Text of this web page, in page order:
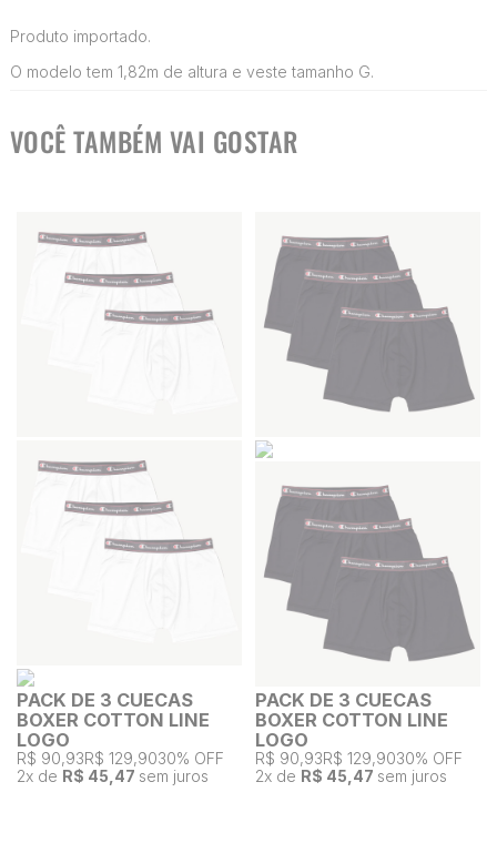
Produto importado.
O modelo tem 1,82m de altura e veste tamanho G.
VOCÊ TAMBÉM VAI GOSTAR
PACK DE 3 CUECAS
BOXER COTTON LINE
LOGO
R$ 90,93R$ 129,9030% OFF
2x de R$ 45,47 sem juros
PACK DE 3 CUECAS
BOXER COTTON LINE
LOGO
R$ 90,93R$ 129,9030% OFF
2x de R$ 45,47 sem juros